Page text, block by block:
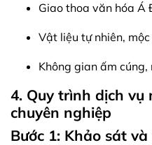
Giao thoa văn hóa Á
Vật liệu tự nhiên,
Không gian ấm
4. Quy trình dịch vụ
chuyên nghiệp
Bước 1: Khảo sát